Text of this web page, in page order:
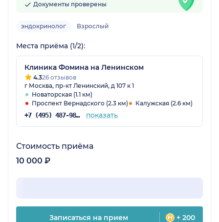
Документы проверены
эндокринолог Взрослый
Места приёма (1/2):
Клиника Фомина на Ленинском
4.326 отзывов
г Москва, пр-кт Ленинский, д 107 к 1
Новаторская (1.1 км)
Проспект Вернадского (2.3 км)
Калужская (2.6 км)
+7 (495) 487-98-92 показать
Стоимость приёма
10 000 ₽
Записаться на прием + 200